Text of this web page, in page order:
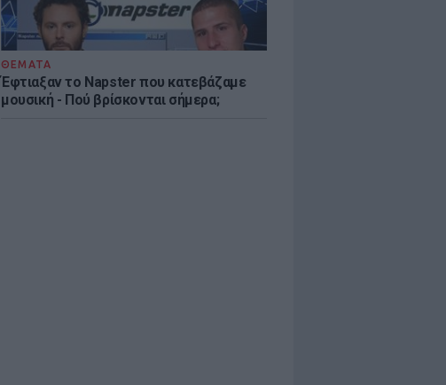
ΘΕΜΑΤΑ
Έφτιαξαν το Napster που κατεβάζαμε
μουσική - Πού βρίσκονται σήμερα;